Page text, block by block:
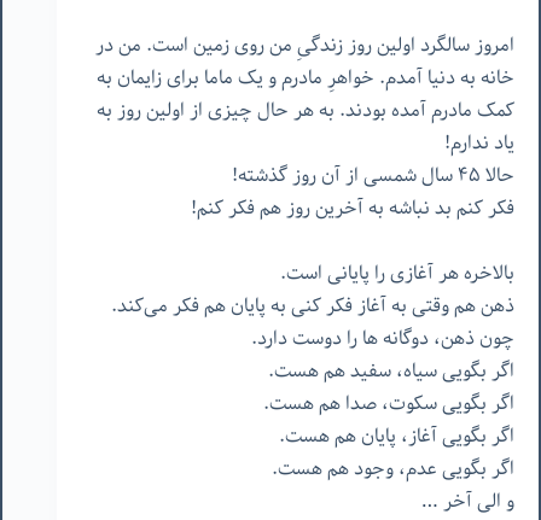
امروز سالگرد اولین روز زندگیِ من روی زمین است. من در
خانه به دنیا آمدم. خواهرِ مادرم و یک ماما برای زایمان به
کمک مادرم آمده بودند. به هر حال چیزی از اولین روز به
یاد ندارم!
حالا ۴۵ سال شمسی از آن روز گذشته!
فکر کنم بد نباشه به آخرین روز هم فکر کنم!
بالاخره هر آغازی را پایانی است.
ذهن هم وقتی به آغاز فکر کنی به پایان هم فکر می‌کند.
چون ذهن، دوگانه ها را دوست دارد.
اگر بگویی سیاه، سفید هم هست.
اگر بگویی سکوت، صدا هم هست.
اگر بگویی آغاز، پایان هم هست.
اگر بگویی عدم، وجود هم هست.
و الی آخر …